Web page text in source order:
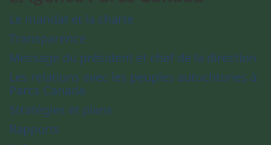
Le mandat et la charte
Transparence
Message du président et chef de la direction
Les relations avec les peuples autochtones à
Parcs Canada
Stratégies et plans
Rapports